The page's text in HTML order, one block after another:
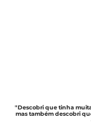
"Descobri que tinha
mas também descobri